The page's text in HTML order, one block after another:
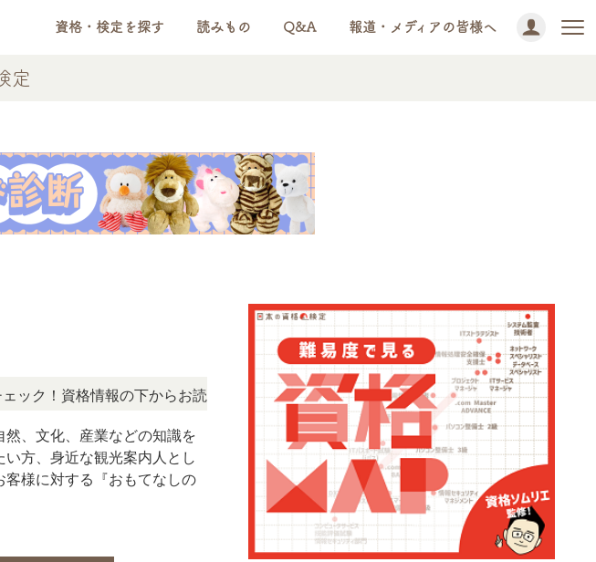
資格・検定を探す 読みもの Q&A 報道・メディアの皆様へ
定
資格情報の下からお読みいただけます。 NEWS! 「この検定、難しい？」「どんな試
、文化、産業などの知識を
方、身近な観光案内人とし
様に対する『おもてなしの